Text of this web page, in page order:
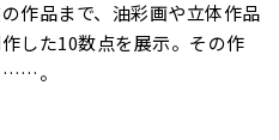
作品まで、油彩画や立体作品
した10数点を展示。その作
……。